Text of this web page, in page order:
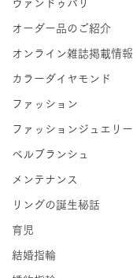
ヴァンドゥパリ
オーダー品のご紹介
オンライン雑誌掲載情報
カラーダイヤモンド
ファッション
ファッションジュエリー
ベルブランシュ
メンテナンス
リングの誕生秘話
育児
結婚指輪